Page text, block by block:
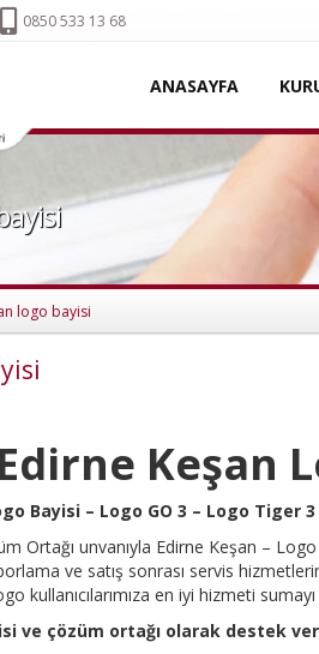
0850 533 13 68
ANASAYFA
logo bayisi
Edirne Keşan
Bayisi – Logo GO 3 – Logo Tiger
Ortağı unvanıyla Edirne Keşan –
ve satış sonrası servis
kullanıcılarımıza en iyi hizmeti
ve çözüm ortağı olarak destek